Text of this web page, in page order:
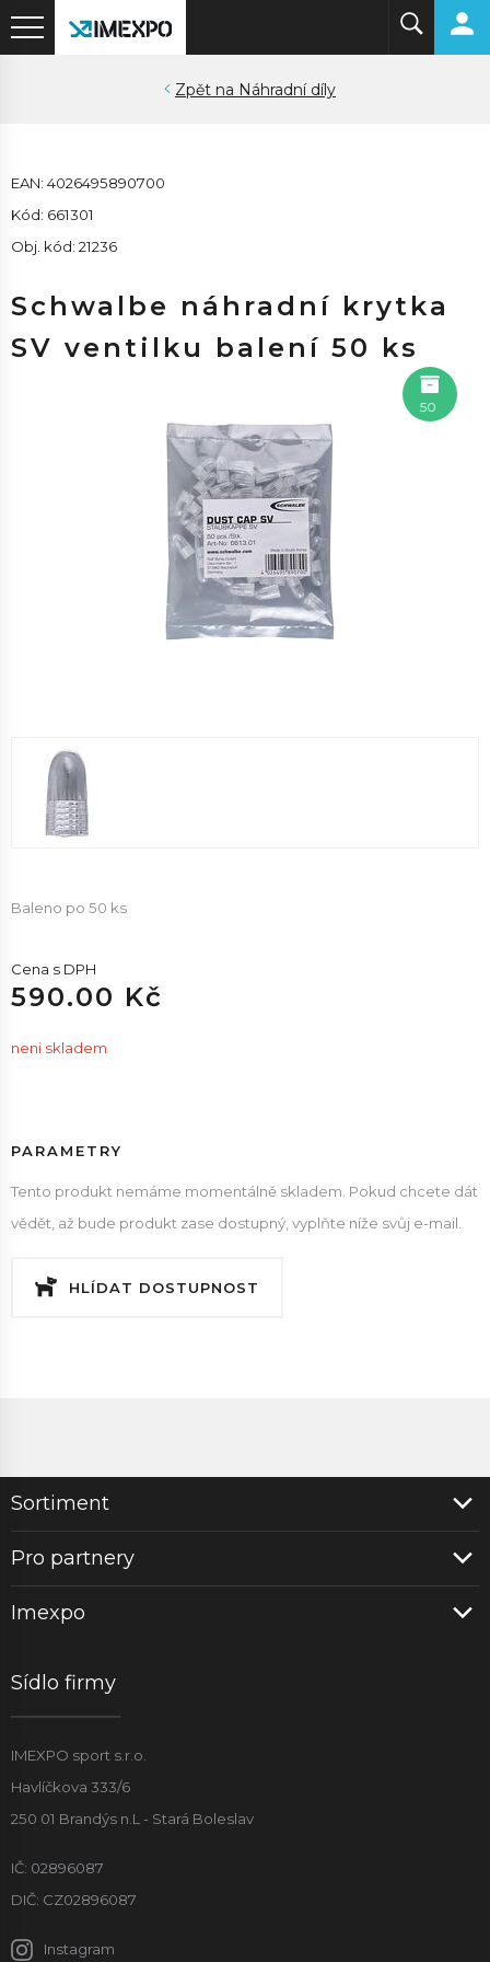
Náhradní díly
EAN: 4026495890700
Kód: 661301
Obj. kód: 21236
Schwalbe náhradní krytka
SV ventilku balení 50 ks
50
Baleno po 50 ks
Cena s DPH
590.00 Kč
neni skladem
PARAMETRY
Tento produkt nemáme momentálně skladem. Pokud chcete dát
vědět, až bude produkt zase dostupný, vyplňte níže svůj e-mail.
HLÍDAT DOSTUPNOST
Sortiment
Pro partnery
Imexpo
Sídlo firmy
IMEXPO sport s.r.o.
Havlíčkova 333/6
250 01 Brandýs n.L - Stará Boleslav
IČ: 02896087
DIČ: CZ02896087
Instagram